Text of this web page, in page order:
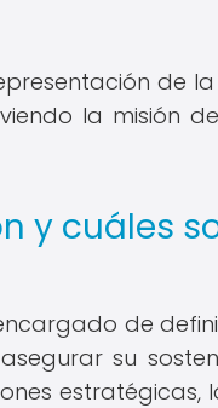
de
la misión
y cuáles
de
su
estratégicas,